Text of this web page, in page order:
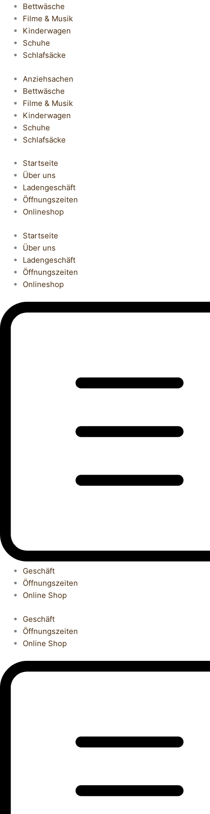
Bettwäsche
Filme & Musik
Kinderwagen
Schuhe
Schlafsäcke
Anziehsachen
Bettwäsche
Filme & Musik
Kinderwagen
Schuhe
Schlafsäcke
Startseite
Über uns
Ladengeschäft
Öffnungszeiten
Onlineshop
Startseite
Über uns
Ladengeschäft
Öffnungszeiten
Onlineshop
Geschäft
Öffnungszeiten
Online Shop
Geschäft
Öffnungszeiten
Online Shop